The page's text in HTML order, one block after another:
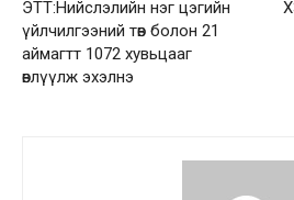
ЭТТ:Нийслэлийн нэг цэгийн
үйлчилгээний төв болон 21
аймагтт 1072 хувьцааг
өвлүүлж эхэлнэ